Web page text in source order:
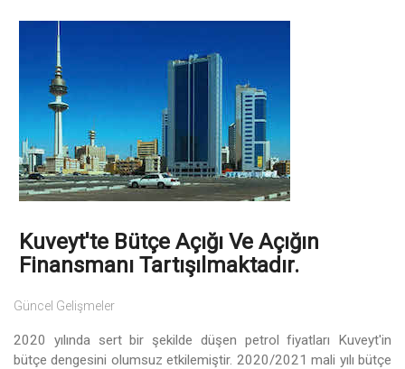
Kuveyt'te Bütçe Açığı Ve Açığın
Finansmanı Tartışılmaktadır.
Güncel Gelişmeler
2020 yılında sert bir şekilde düşen petrol fiyatları Kuveyt'in
bütçe dengesini olumsuz etkilemiştir. 2020/2021 mali yılı bütçe